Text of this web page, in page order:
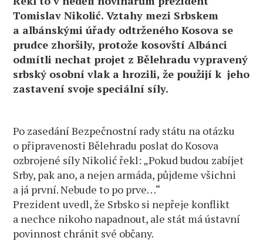
Tomislav Nikolić. Vztahy mezi Srbskem
a albánskými úřady odtrženého Kosova se
prudce zhoršily, protože kosovští Albánci
odmítli nechat projet z Bělehradu vypravený
srbský osobní vlak a hrozili, že použijí k jeho
zastavení svoje speciální síly.
Po zasedání Bezpečnostní rady státu na otázku
o připravenosti Bělehradu poslat do Kosova
ozbrojené síly Nikolić řekl: „Pokud budou zabíjet
Srby, pak ano, a nejen armáda, půjdeme všichni
a já první. Nebude to po prve…“
Prezident uvedl, že Srbsko si nepřeje konflikt
a nechce nikoho napadnout, ale stát má ústavní
povinnost chránit své občany.